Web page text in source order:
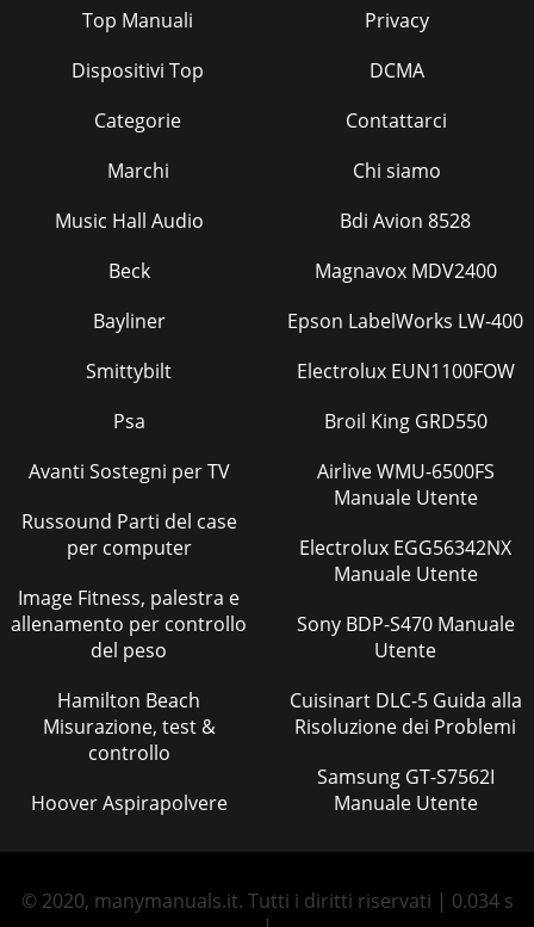
Top Manuali
Dispositivi Top
Categorie
Marchi
Privacy
DCMA
Contattarci
Chi siamo
Music Hall Audio
Beck
Bayliner
Smittybilt
Psa
Avanti Sostegni per TV
Russound Parti del case
per computer
Image Fitness, palestra e
allenamento per controllo
del peso
Hamilton Beach
Misurazione, test &
controllo
Hoover Aspirapolvere
Bdi Avion 8528
Magnavox MDV2400
Epson LabelWorks LW-400
Electrolux EUN1100FOW
Broil King GRD550
Airlive WMU-6500FS
Manuale Utente
Electrolux EGG56342NX
Manuale Utente
Sony BDP-S470 Manuale
Utente
Cuisinart DLC-5 Guida alla
Risoluzione dei Problemi
Samsung GT-S7562I
Manuale Utente
© 2020, manymanuals.it. Tutti i diritti riservati | 0.034 s